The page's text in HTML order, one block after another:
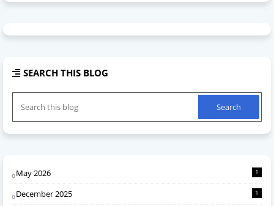
SEARCH THIS BLOG
May 2026 1
December 2025 1